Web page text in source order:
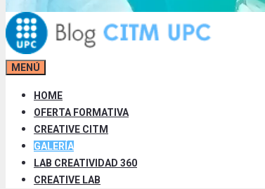
MENÚ
HOME
OFERTA FORMATIVA
CREATIVE CITM
GALERÍA
LAB CREATIVIDAD 360
CREATIVE LAB